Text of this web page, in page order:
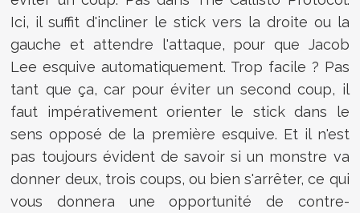
Ici, il suffit d'incliner le stick vers la droite ou la
gauche et attendre l'attaque, pour que Jacob
Lee esquive automatiquement. Trop facile ? Pas
tant que ça, car pour éviter un second coup, il
faut impérativement orienter le stick dans le
sens opposé de la première esquive. Et il n'est
pas toujours évident de savoir si un monstre va
donner deux, trois coups, ou bien s'arrêter, ce qui
vous donnera une opportunité de contre-